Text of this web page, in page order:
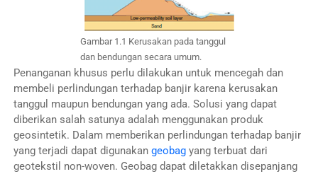
Gambar 1.1 Kerusakan pada tanggul
dan bendungan secara umum.
Penanganan khusus perlu dilakukan untuk mencegah dan
membeli perlindungan terhadap banjir karena kerusakan
tanggul maupun bendungan yang ada. Solusi yang dapat
diberikan salah satunya adalah menggunakan produk
geosintetik. Dalam memberikan perlindungan terhadap banjir
yang terjadi dapat digunakan geobagyang terbuat dari
geotekstil non-woven. Geobag dapat diletakkan disepanjang